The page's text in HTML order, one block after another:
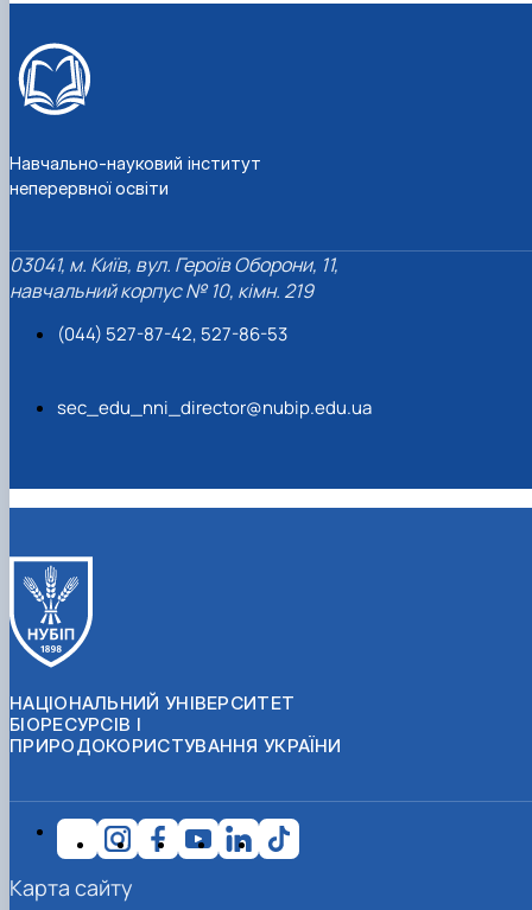
Навчально-науковий інститут
неперервної освіти
03041, м. Київ, вул. Героїв Оборони, 11,
навчальний корпус № 10, кімн. 219
(044) 527-87-42, 527-86-53
sec_edu_nni_director@nubip.edu.ua
НАЦІОНАЛЬНИЙ УНІВЕРСИТЕТ
БІОРЕСУРСІВ І
ПРИРОДОКОРИСТУВАННЯ УКРАЇНИ
Карта сайту